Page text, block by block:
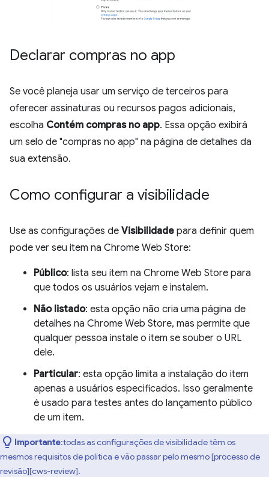
Declarar compras no app
Se você planeja usar um serviço de terceiros para
oferecer assinaturas ou recursos pagos adicionais,
escolha Contém compras no app. Essa opção exibirá
um selo de "compras no app" na página de detalhes da
sua extensão.
Como configurar a visibilidade
Use as configurações de Visibilidade para definir quem
pode ver seu item na Chrome Web Store:
Público: lista seu item na Chrome Web Store para
que todos os usuários vejam e instalem.
Não listado: esta opção não cria uma página de
detalhes na Chrome Web Store, mas permite que
qualquer pessoa instale o item se souber o URL
dele.
Particular: esta opção limita a instalação do item
apenas a usuários especificados. Isso geralmente
é usado para testes antes do lançamento público
de um item.
Importante:todas as configurações de visibilidade têm os
mesmos requisitos de política e vão passar pelo mesmo [processo de
revisão][cws-review].